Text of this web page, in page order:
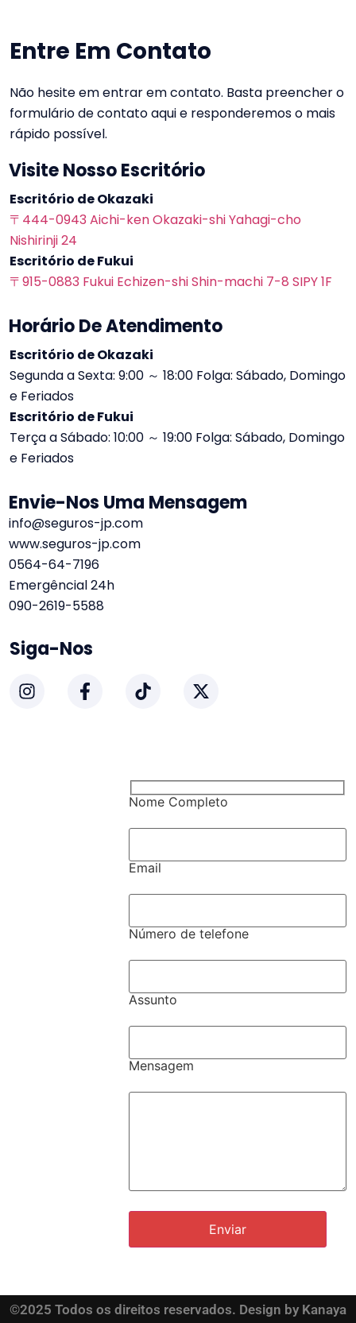
Entre Em Contato
Não hesite em entrar em contato. Basta preencher o
formulário de contato aqui e responderemos o mais
rápido possível.
Visite Nosso Escritório
Escritório de Okazaki
〒444-0943 Aichi-ken Okazaki-shi Yahagi-cho
Nishirinji 24
Escritório de Fukui
〒915-0883 Fukui Echizen-shi Shin-machi 7-8 SIPY 1F
Horário De Atendimento
Escritório de Okazaki
Segunda a Sexta: 9:00 ～ 18:00 Folga: Sábado, Domingo
e Feriados
Escritório de Fukui
Terça a Sábado: 10:00 ～ 19:00 Folga: Sábado, Domingo
e Feriados
Envie-Nos Uma Mensagem
info@seguros-jp.com
www.seguros-jp.com
0564-64-7196
Emergêncial 24h
090-2619-5588
Siga-Nos
Nome Completo
Email
Número de telefone
Assunto
Mensagem
©2025 Todos os direitos reservados. Design by Kanaya